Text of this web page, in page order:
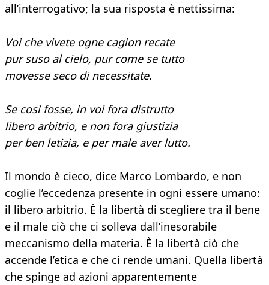
all’interrogativo; la sua risposta è nettissima:
Voi che vivete ogne cagion recate
pur suso al cielo, pur come se tutto
movesse seco di necessitate.
Se così fosse, in voi fora distrutto
libero arbitrio, e non fora giustizia
per ben letizia, e per male aver lutto.
Il mondo è cieco, dice Marco Lombardo, e non
coglie l’eccedenza presente in ogni essere umano:
il libero arbitrio. È la libertà di scegliere tra il bene
e il male ciò che ci solleva dall’inesorabile
meccanismo della materia. È la libertà ciò che
accende l’etica e che ci rende umani. Quella libertà
che spinge ad azioni apparentemente